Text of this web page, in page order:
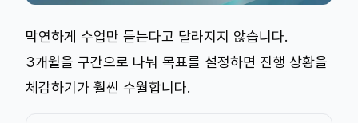
막연하게 수업만 듣는다고 달라지지 않습니다.
3개월을 구간으로 나눠 목표를 설정하면 진행 상황을
체감하기가 훨씬 수월합니다.